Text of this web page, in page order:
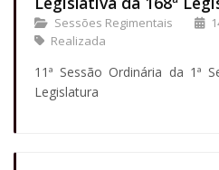
Sessões Regimentais
Realizada
11ª Sessão Ordinária da 1ª
Legislatura